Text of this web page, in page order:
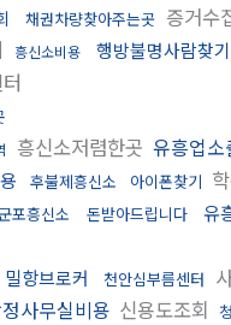
채권차량찾아주는곳 증거수
흥신소비용 행방불명사람찾기
흥신소저렴한곳 유흥업소
후불제흥신소 아이폰찾기
군포흥신소 돈받아드립니다 유
밀항브로커 천안심부름센터
사무실비용 신용도조회